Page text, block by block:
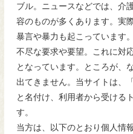
ブル。ニュースなどでは、介
容のものが多くあります。実
暴言や暴力も起こっています
不尽な要求や要望。これに対
となっています。ところが、
出てきません。当サイトは、
と名付け、利用者から受ける
す。
当方は、以下のとおり個人情